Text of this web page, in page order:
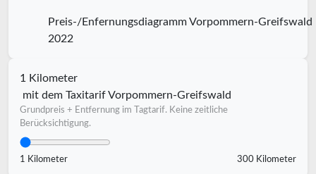
Preis-/Enfernungsdiagramm Vorpommern-Greifswald
2022
1 Kilometer
mit dem Taxitarif Vorpommern-Greifswald
Grundpreis + Entfernung im Tagtarif. Keine zeitliche
Berücksichtigung.
1 Kilometer 300 Kilometer